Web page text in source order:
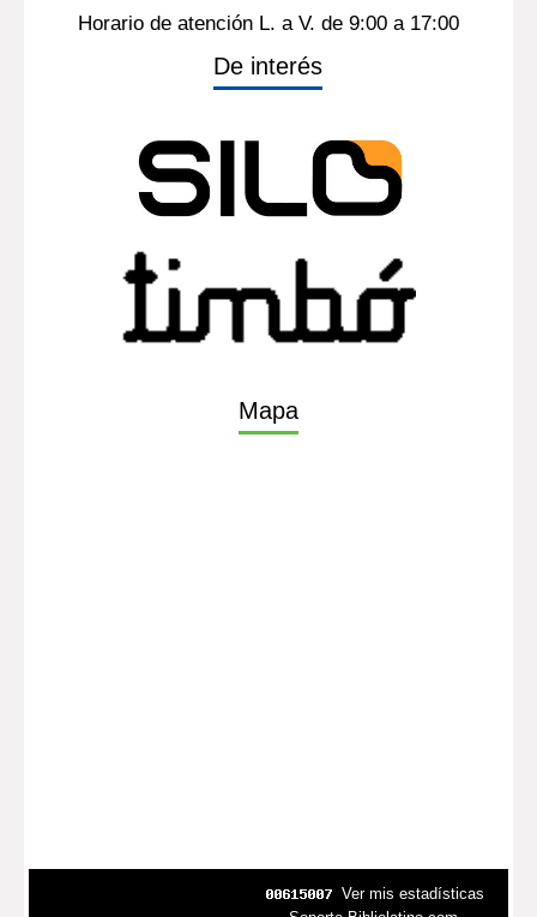
Horario de atención L. a V. de 9:00 a 17:00
De interés
Mapa
Ver mis estadísticas